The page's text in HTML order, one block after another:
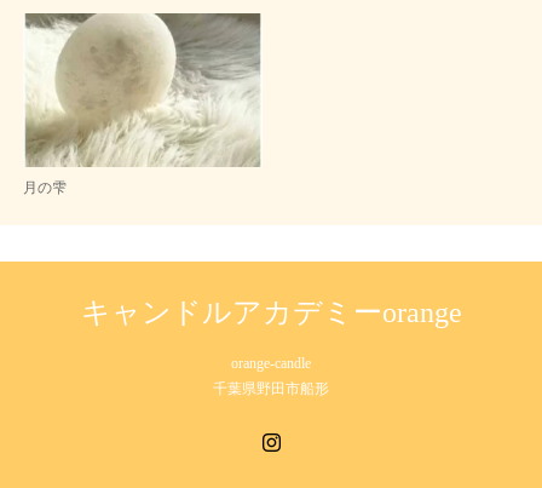
月の雫
キャンドルアカデミーorange
orange-candle
千葉県野田市船形